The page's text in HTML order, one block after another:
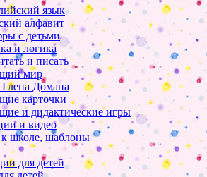
язык
алфавит
с детьми
и логика
и писать
мир
Домана
карточки
и дидактические игры
и видео
к школе, шаблоны
для детей